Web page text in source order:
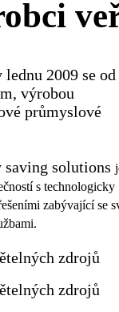
2009 se
výrobou
průmyslové
saving solutions
s technologicky
zabývající se
zdrojů
zdrojů